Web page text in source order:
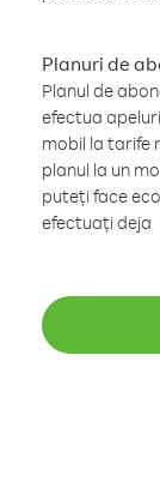
Planuri de
Planul de
efectua
mobil la tarife
planul la un
puteți face
efectuați deja